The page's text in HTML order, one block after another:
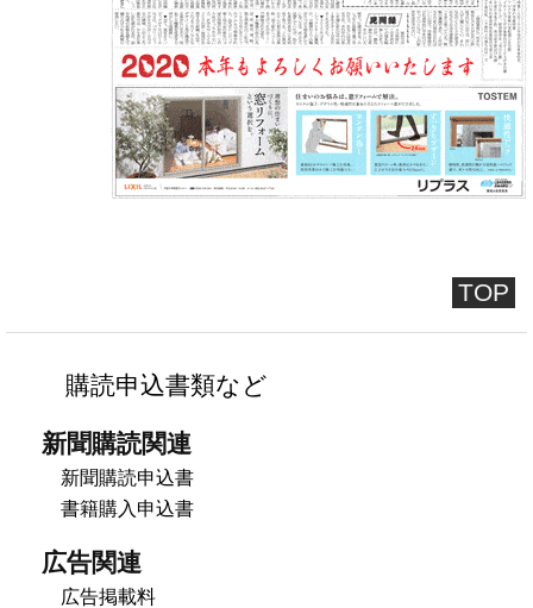
TOP
購読申込書類など
新聞購読関連
新聞購読申込書
書籍購入申込書
広告関連
広告掲載料